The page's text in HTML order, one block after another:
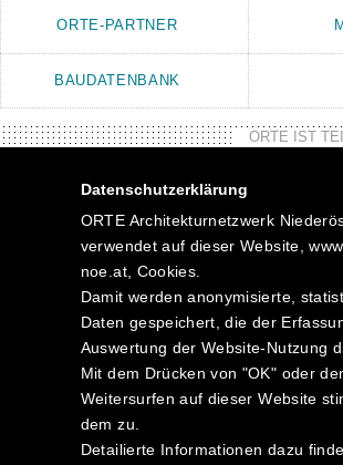
ORTE-PARTNER
BAUDATENBANK
ORTE IST
Datenschutzerklärung
ORTE Architekturnetzwerk
verwendet auf dieser Website,
noe.at, Cookies.
Damit werden anonymisierte,
Daten gespeichert, die der
Auswertung der Website-Nutzung
Mit dem Drücken von "OK" oder
Weitersurfen auf dieser Website
dem zu.
Detailierte Informationen dazu